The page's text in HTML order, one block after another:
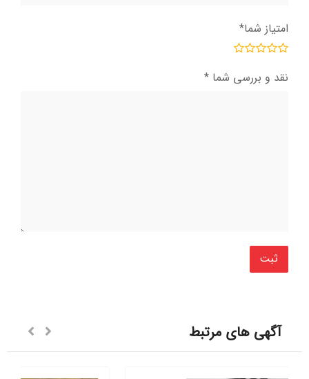
امتیاز شما*
نقد و بررسی شما *
آگهی های مرتبط